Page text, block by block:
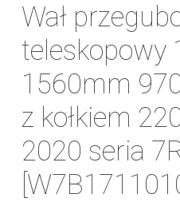
Wał
teleskopowy
1560mm
z kołkiem
2020 seria